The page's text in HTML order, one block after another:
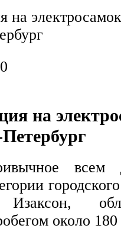
на
всем
около